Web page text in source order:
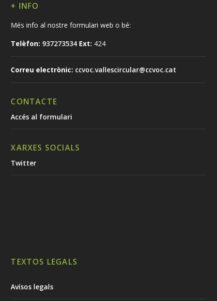
+ INFO
Més info al nostre formulari web o bé:
Telèfon: 937273534 Ext: 424
Correu electrònic: ccvoc.vallescircular@ccvoc.cat
CONTACTE
Accés al formulari
XARXES SOCIALS
Twitter
TEXTOS LEGALS
Avísos legals